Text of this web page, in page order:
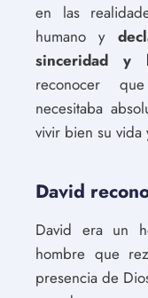
en las
humano y
sinceridad y
reconocer
necesitaba
vivir bien su vida
David
David era un
hombre que
presencia de